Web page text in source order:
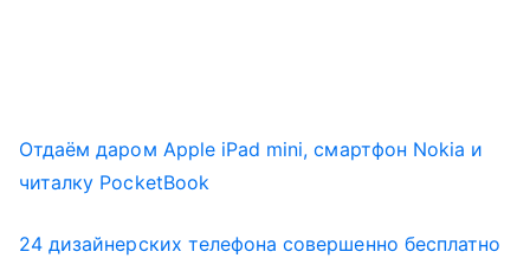
Отдаём даром Apple iPad mini, смартфон Nokia и
читалку PocketBook
24 дизайнерских телефона совершенно бесплатно